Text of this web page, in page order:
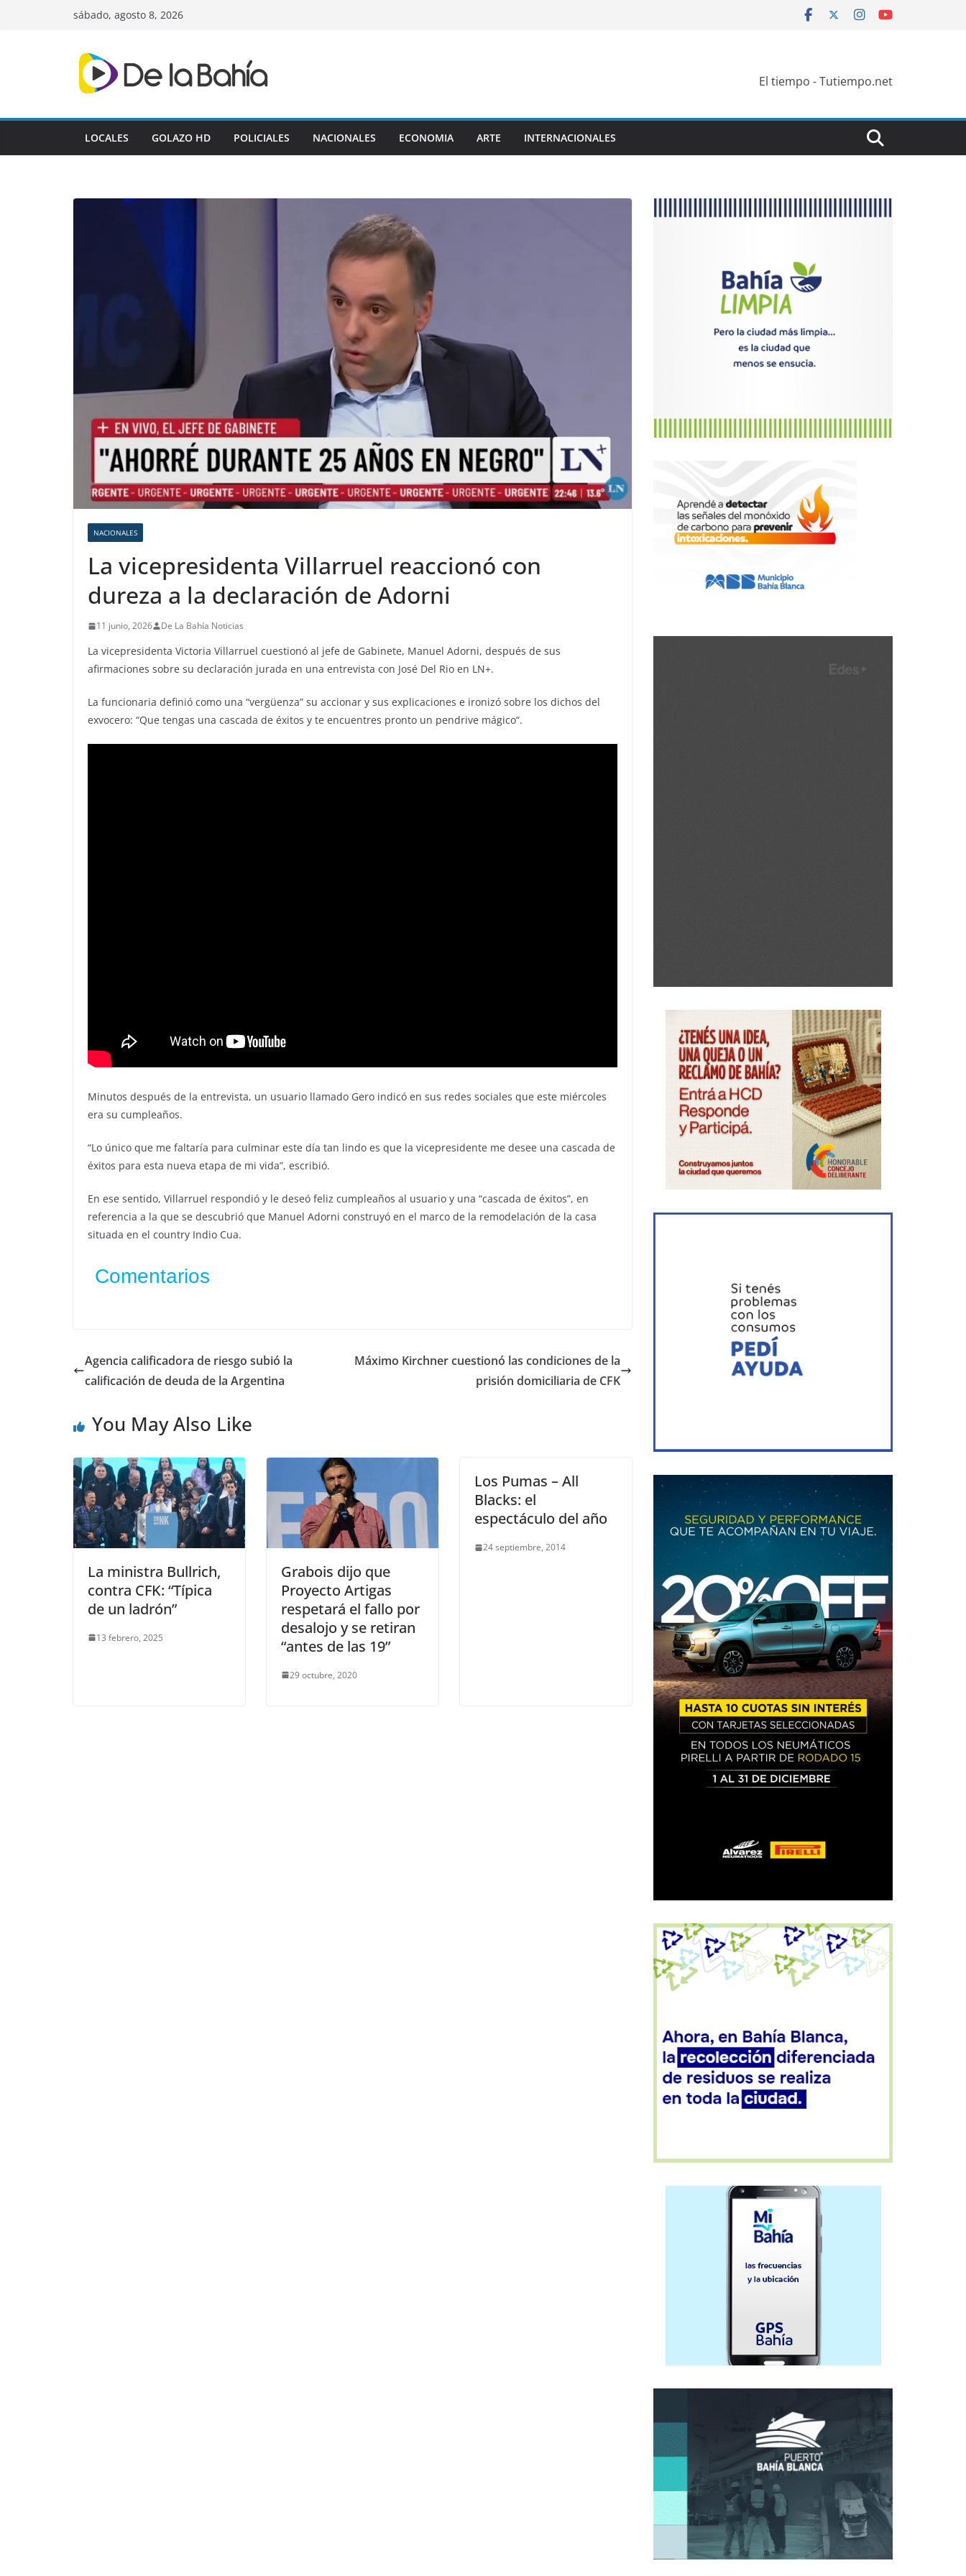
sábado, agosto 8, 2026
El tiempo - Tutiempo.net
LOCALES GOLAZO HD POLICIALES NACIONALES ECONOMIA ARTE INTERNACIONALES
NACIONALES
La vicepresidenta Villarruel reaccionó con
dureza a la declaración de Adorni
11 junio, 2026 De La Bahía Noticias
La vicepresidenta Victoria Villarruel cuestionó al jefe de Gabinete, Manuel Adorni, después de sus
afirmaciones sobre su declaración jurada en una entrevista con José Del Rio en LN+.
La funcionaria definió como una “vergüenza” su accionar y sus explicaciones e ironizó sobre los dichos del
exvocero: “Que tengas una cascada de éxitos y te encuentres pronto un pendrive mágico“.
Minutos después de la entrevista, un usuario llamado Gero indicó en sus redes sociales que este miércoles
era su cumpleaños.
“Lo único que me faltaría para culminar este día tan lindo es que la vicepresidente me desee una cascada de
éxitos para esta nueva etapa de mi vida”, escribió.
En ese sentido, Villarruel respondió y le deseó feliz cumpleaños al usuario y una “cascada de éxitos”, en
referencia a la que se descubrió que Manuel Adorni construyó en el marco de la remodelación de la casa
situada en el country Indio Cua.
Comentarios
Agencia calificadora de riesgo subió la
calificación de deuda de la Argentina
Máximo Kirchner cuestionó las condiciones de la
prisión domiciliaria de CFK
You May Also Like
La ministra Bullrich,
contra CFK: “Típica
de un ladrón”
13 febrero, 2025
Grabois dijo que
Proyecto Artigas
respetará el fallo por
desalojo y se retiran
“antes de las 19”
29 octubre, 2020
Los Pumas – All
Blacks: el
espectáculo del año
24 septiembre, 2014